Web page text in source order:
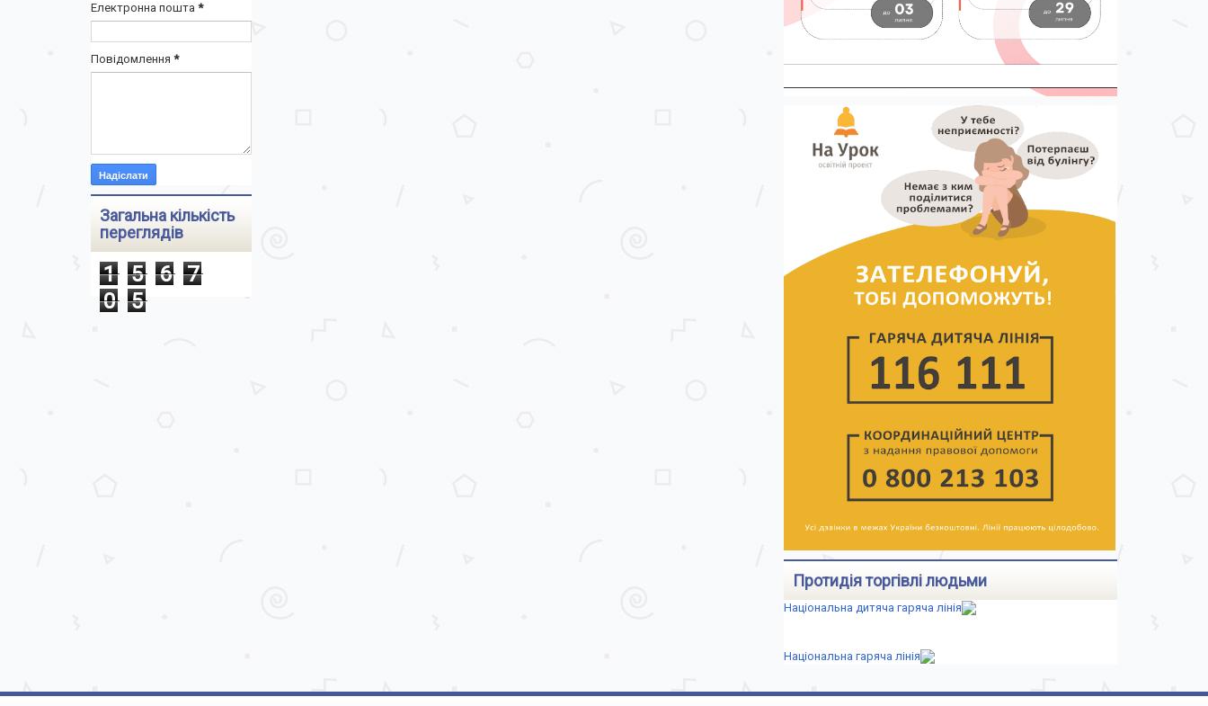
Електронна пошта *
Повідомлення *
Загальна кількість
переглядів
1 5 6
7
0
5
Протидія торгівлі людьми
Національна дитяча гаряча лінія
Національна гаряча лінія